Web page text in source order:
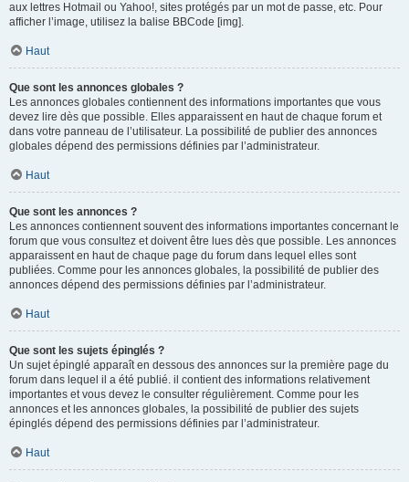
aux lettres Hotmail ou Yahoo!, sites protégés par un mot de passe, etc. Pour
afficher l’image, utilisez la balise BBCode [img].
Haut
Que sont les annonces globales ?
Les annonces globales contiennent des informations importantes que vous
devez lire dès que possible. Elles apparaissent en haut de chaque forum et
dans votre panneau de l’utilisateur. La possibilité de publier des annonces
globales dépend des permissions définies par l’administrateur.
Haut
Que sont les annonces ?
Les annonces contiennent souvent des informations importantes concernant le
forum que vous consultez et doivent être lues dès que possible. Les annonces
apparaissent en haut de chaque page du forum dans lequel elles sont
publiées. Comme pour les annonces globales, la possibilité de publier des
annonces dépend des permissions définies par l’administrateur.
Haut
Que sont les sujets épinglés ?
Un sujet épinglé apparaît en dessous des annonces sur la première page du
forum dans lequel il a été publié. il contient des informations relativement
importantes et vous devez le consulter régulièrement. Comme pour les
annonces et les annonces globales, la possibilité de publier des sujets
épinglés dépend des permissions définies par l’administrateur.
Haut